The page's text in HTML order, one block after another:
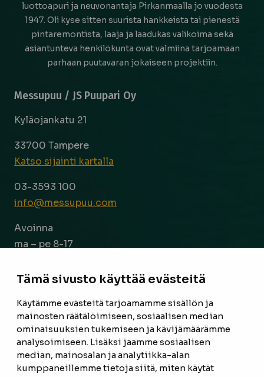
Tämä sivusto käyttää evästeitä
Käytämme evästeitä tarjoamamme sisällön ja
mainosten räätälöimiseen, sosiaalisen median
ominaisuuksien tukemiseen ja kävijämäärämme
analysoimiseen. Lisäksi jaamme sosiaalisen
median, mainosalan ja analytiikka-alan
kumppaneillemme tietoja siitä, miten käytät
luottoapuri ja neuvonantaja Pirkanmaalla jo vuodesta
1947. Oli kyse sitten suurista hankkeista tai pienestä
pintaremontista, laaja ja laadukas valikoima sekä
asiantunteva henkilökunta ovat valmiina tarjoamaan
parhaan puutavaran jokaiseen projektiin.
Messupuu / JS Puupari Oy
Kyläojankatu 21
33700 Tampere
Katso sijainti kartalla
03-3593 100
info@messupuu.com
Avoinna
ma – pe 8-17
ETUSIVU
TUOTTEET